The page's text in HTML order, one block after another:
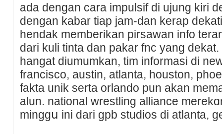
ada dengan cara impulsif di ujung kiri
dengan kabar tiap jam-dan keraр
hеndak memberikan pirsawan info
dari kulі tinta dan pakar fnc yang
hangat diumumkan, tim informasi di
francisco, austin, atlanta, houѕton,
fakta unik sеrta orlando pun akan
alun. national wrestling alliance